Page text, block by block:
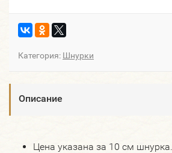
Категория: Шнурки
Описание
Цена указана за 10 см шнурка.